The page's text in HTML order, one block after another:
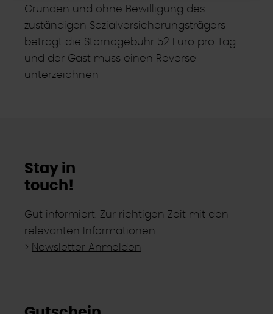
einzelnen Cookies für jeden Anbieter individuell
bearbeiten. Ihre Einwilligung können Sie jederzeit mit
Wirkung für die Zukunft im Punkt "Cookie-Einstellungen"
in der Fußzeile dieser Website widerrufen.
Ausgenommen hiervon sind unbedingt erforderliche
Cookies, die nicht abgewählt werden können.
Gründen und ohne Bewilligung des
zuständigen Sozialversicherungsträgers
beträgt die Stornogebühr 52 Euro pro Tag
und der Gast muss einen Reverse
unterzeichnen
Stay in
touch!
Gut informiert. Zur richtigen Zeit mit den
relevanten Informationen.
> Newsletter Anmelden